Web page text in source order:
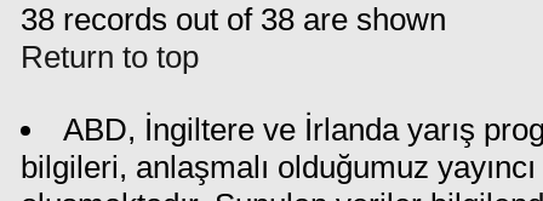
38 records out of 38 are shown
Return to top
ABD, İngiltere ve İrlanda yarış
bilgileri, anlaşmalı olduğumuz